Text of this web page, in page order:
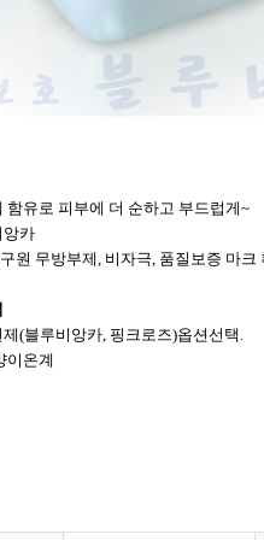
함유로 피부에 더 순하고 부드럽게~
앙카
원 무방부제, 비자극, 품질보증 마크
(블루비앙카, 핑크로즈)옵션선택.
이온계